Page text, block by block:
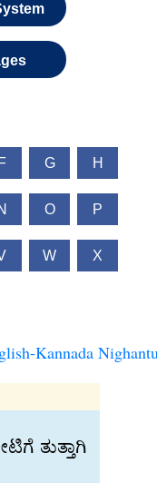
F G H
O P
W X
Kannada
ತುತ್ತಾಗಿ